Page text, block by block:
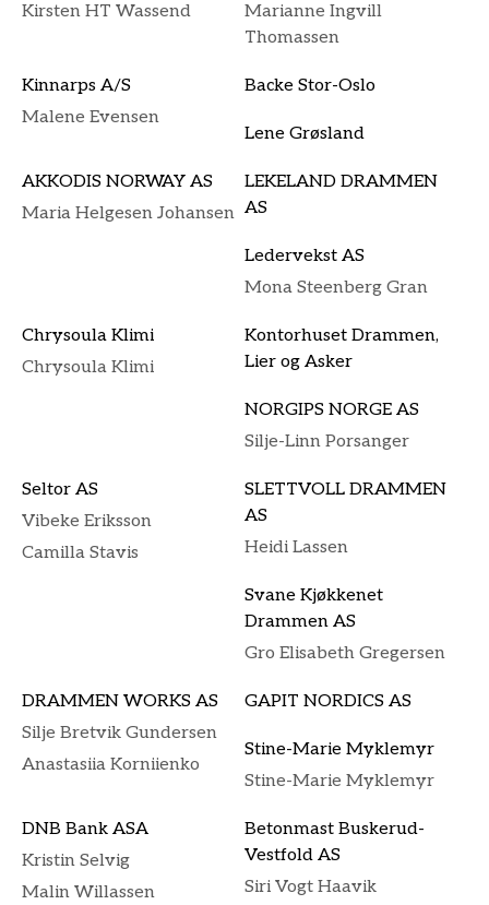
Kirsten HT Wassend
Marianne Ingvill
Thomassen
Kinnarps A/S
Malene Evensen
Backe Stor-Oslo
Lene Grøsland
AKKODIS NORWAY AS
Maria Helgesen Johansen
LEKELAND DRAMMEN
AS
Ledervekst AS
Mona Steenberg Gran
Chrysoula Klimi
Chrysoula Klimi
Kontorhuset Drammen,
Lier og Asker
NORGIPS NORGE AS
Silje-Linn Porsanger
Seltor AS
Vibeke Eriksson
Camilla Stavis
SLETTVOLL DRAMMEN
AS
Heidi Lassen
Svane Kjøkkenet
Drammen AS
Gro Elisabeth Gregersen
DRAMMEN WORKS AS
Silje Bretvik Gundersen
Anastasiia Korniienko
GAPIT NORDICS AS
Stine-Marie Myklemyr
Stine-Marie Myklemyr
DNB Bank ASA
Kristin Selvig
Malin Willassen
Betonmast Buskerud-
Vestfold AS
Siri Vogt Haavik